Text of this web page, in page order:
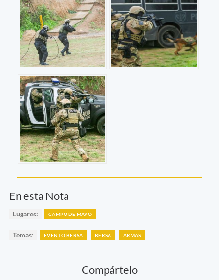
En esta Nota
Lugares: CAMPO DE MAYO
Temas: EVENTO BERSA BERSA ARMAS
Compártelo